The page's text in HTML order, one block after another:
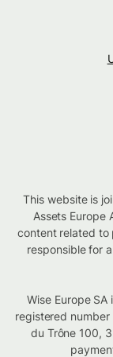
This website is
Assets Europe
content related to
responsible for
Wise Europe
registered
du Trône 100,